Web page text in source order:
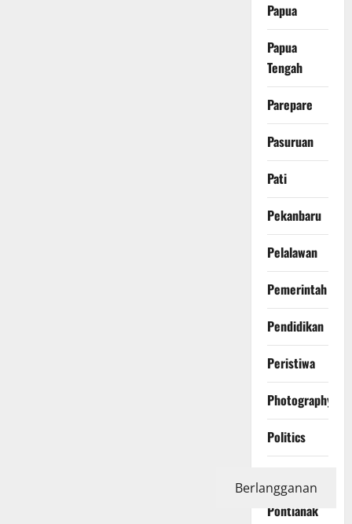
Papua
Papua
Tengah
Parepare
Pasuruan
Pati
Pekanbaru
Pelalawan
Pemerintah
Pendidikan
Peristiwa
Photography
Politics
Pontianak
Berlangganan